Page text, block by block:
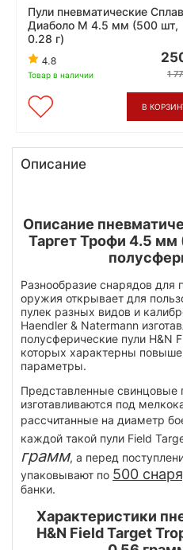
Пули пневматические Сплав
Диаболо М 4.5 мм (500 шт,
0.28 г)
4.8
Товар в наличии 1
В
Описание
Описание
Таргет Трофи 4.5
Разнообразие снарядов для
оружия открывает для
пулек разных видов и
Haendler & Natermann
полусферические пули H&N
которых характерны
параметры.
Представленные свинцовые
изготавливаются под
рассчитанные на диаметр
каждой такой пули Field
грамм, а перед
упаковывают по 500
банки.
Характеристики
H&N Field Target